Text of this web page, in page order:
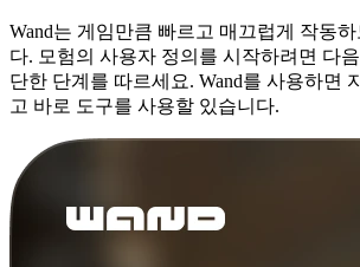
Wand는 게임만큼 빠르고 매끄럽게 작동
다. 모험의 사용자 정의를 시작하려면 다
단한 단계를 따르세요. Wand를 사용하면
고 바로 도구를 사용할 있습니다.